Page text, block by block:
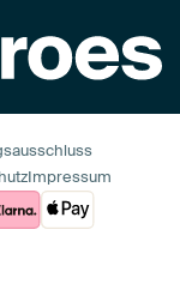
Impressum